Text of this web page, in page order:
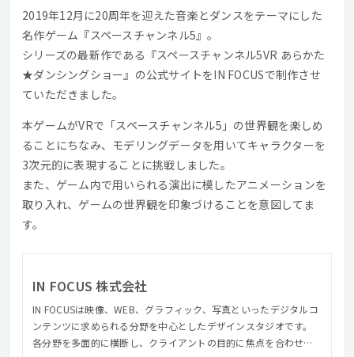
2019年12月に20周年を迎えた音楽とダンスをテーマにした
名作ゲーム『スペースチャンネル5』。
シリーズの最新作である『スペースチャンネル5VR あらかた
★ダンシングショー』の公式サイトをIN FOCUSで制作させ
ていただきました。
本ゲームがVRで「スペースチャンネル5」の世界観を楽しめ
ることにちなみ、モデリングデータを用いてキャラクターを
3次元的に表現することに挑戦しました。
また、ゲーム内で用いられる演出に模したアニメーションを
取り入れ、ゲームの世界観を印象づけることを意図してま
す。
IN FOCUS 株式会社
IN FOCUSは映像、WEB、グラフィック、写真といったデジタルコ
ンテンツに求められる分野を中心としたデザインスタジオです。
各分野を多面的に横断し、クライアントの目的に焦点を合わせた